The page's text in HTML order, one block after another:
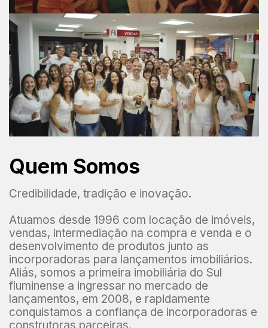
Quem Somos
Credibilidade, tradição e inovação.
Atuamos desde 1996 com locação de imóveis,
vendas, intermediação na compra e venda e o
desenvolvimento de produtos junto as
incorporadoras para lançamentos imobiliários.
Aliás, somos a primeira imobiliária do Sul
fluminense a ingressar no mercado de
lançamentos, em 2008, e rapidamente
conquistamos a confiança de incorporadoras e
construtoras parceiras.